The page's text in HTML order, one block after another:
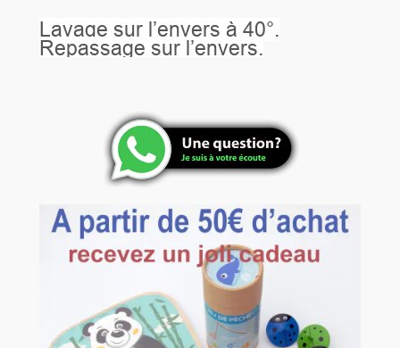
Lavage sur l’envers à 40°.
Repassage sur l’envers.